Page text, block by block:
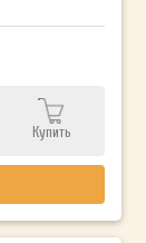
Купить